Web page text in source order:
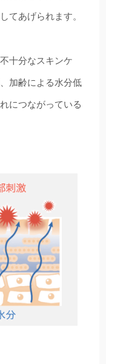
てあげられます。
十分なスキンケ
加齢による水分低
につながっている